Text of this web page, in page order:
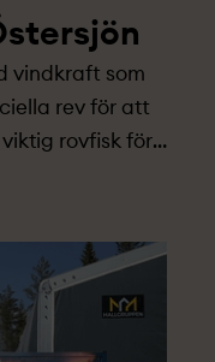
vindkraft som
rev för att
rovfisk för